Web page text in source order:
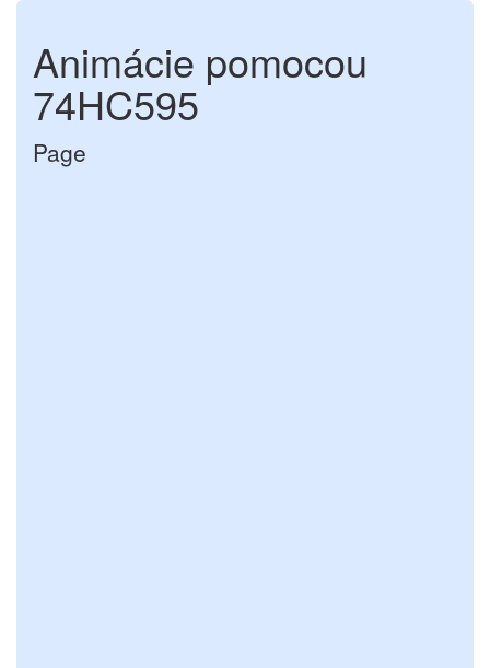
Animácie pomocou
74HC595
Page